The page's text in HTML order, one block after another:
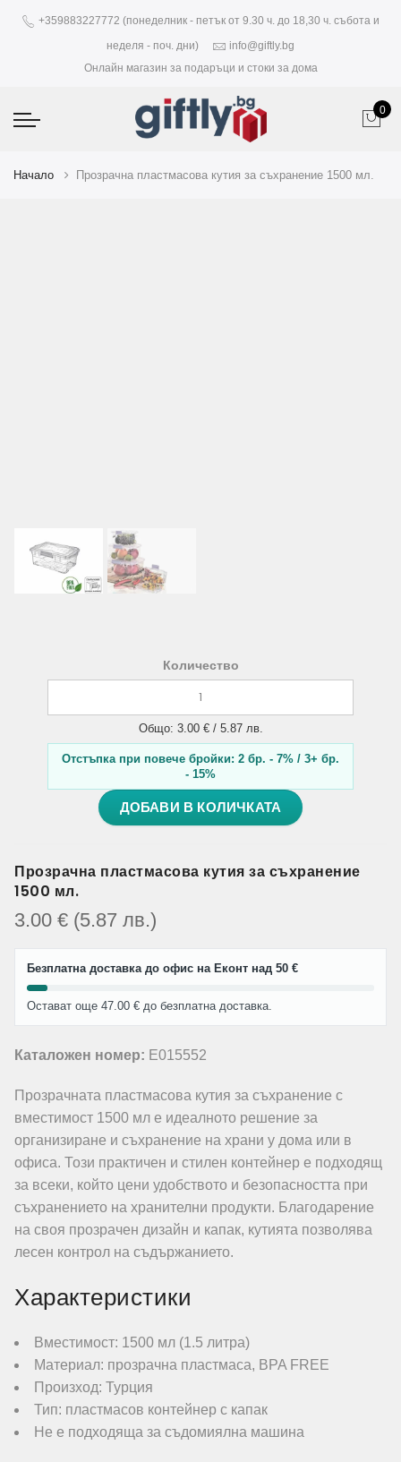
+359883227772 (понеделник - петък от 9.30 ч. до 18,30 ч. събота и
неделя - поч. дни)
info@giftly.bg
Онлайн магазин за подаръци и стоки за дома
0
Начало Прозрачна пластмасова кутия за съхранение 1500 мл.
Количество
Общо: 3.00 € / 5.87 лв.
Отстъпка при повече бройки: 2 бр. - 7% / 3+ бр.
- 15%
ДОБАВИ В КОЛИЧКАТА
Прозрачна пластмасова кутия за съхранение
1500 мл.
3.00 € (5.87 лв.)
Безплатна доставка до офис на Еконт над 50 €
Остават още 47.00 € до безплатна доставка.
Каталожен номер: E015552
Прозрачната пластмасова кутия за съхранение с
вместимост 1500 мл е идеалното решение за
организиране и съхранение на храни у дома или в
офиса. Този практичен и стилен контейнер е подходящ
за всеки, който цени удобството и безопасността при
съхранението на хранителни продукти. Благодарение
на своя прозрачен дизайн и капак, кутията позволява
лесен контрол на съдържанието.
Характеристики
Вместимост: 1500 мл (1.5 литра)
Материал: прозрачна пластмаса, BPA FREE
Произход: Турция
Тип: пластмасов контейнер с капак
Не е подходяща за съдомиялна машина